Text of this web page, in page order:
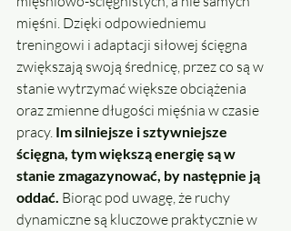
mięśni. Dzięki odpowiedniemu
treningowi i adaptacji siłowej ścięgna
zwiększają swoją średnicę, przez co są w
stanie wytrzymać większe obciążenia
oraz zmienne długości mięśnia w czasie
pracy. Im silniejsze i sztywniejsze
ścięgna, tym większą energię są w
stanie zmagazynować, by następnie ją
oddać. Biorąc pod uwagę, że ruchy
dynamiczne są kluczowe praktycznie w